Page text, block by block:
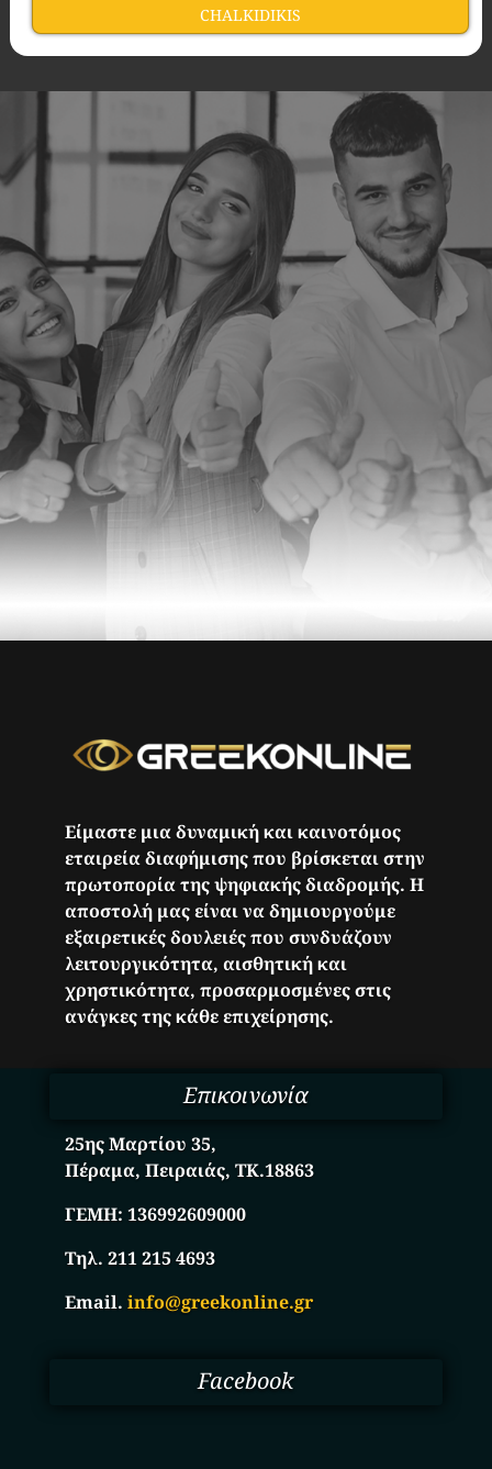
CHALKIDIKIS
Είμαστε μια δυναμική και καινοτόμος
εταιρεία διαφήμισης που βρίσκεται στην
πρωτοπορία της ψηφιακής διαδρομής. Η
αποστολή μας είναι να δημιουργούμε
εξαιρετικές δουλειές που συνδυάζουν
λειτουργικότητα, αισθητική και
χρηστικότητα, προσαρμοσμένες στις
ανάγκες της κάθε επιχείρησης.
Επικοινωνία
25ης Μαρτίου 35,
Πέραμα, Πειραιάς, ΤΚ.18863
ΓΕΜΗ:136992609000
Τηλ. 211 215 4693
Email.info@greekonline.gr
Facebook